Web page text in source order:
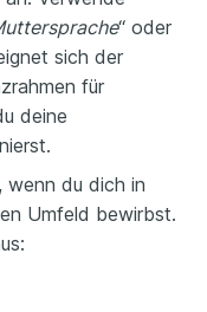
“ oder
sich der
für
deine
wenn du dich in
Umfeld bewirbst.